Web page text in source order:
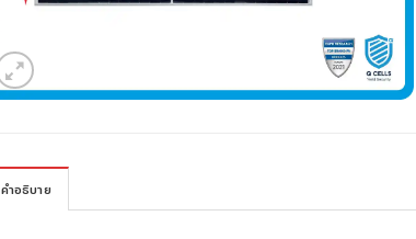
คำอธิบาย